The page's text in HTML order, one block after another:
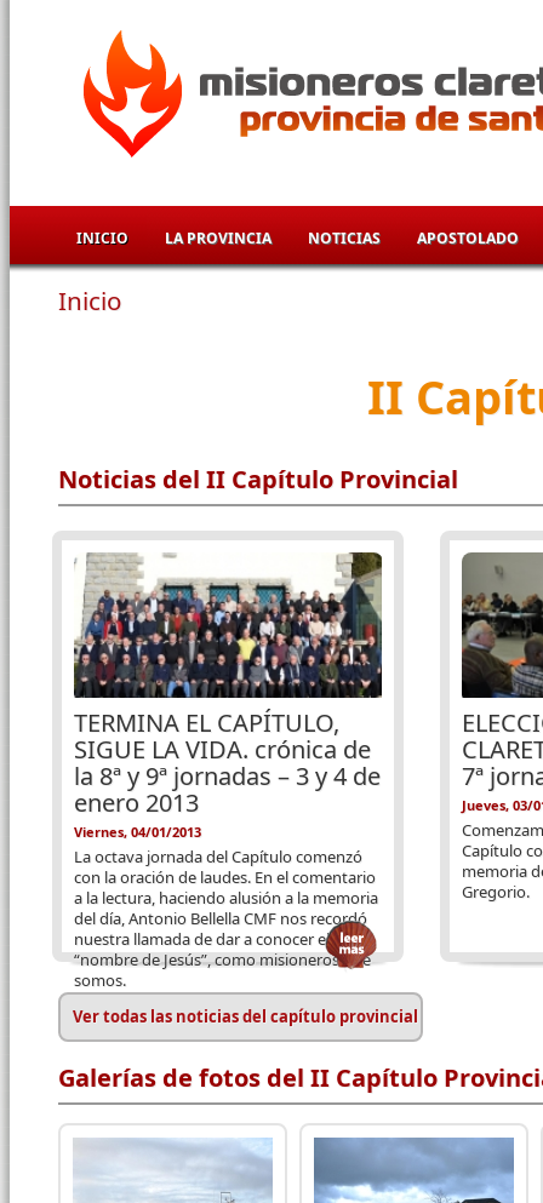
INICIO LA PROVINCIA NOTICIAS APOSTOLADO
Se encuentra usted aquí
Inicio
II
Noticias del II Capítulo Provincial
TERMINA EL CAPÍTULO,
SIGUE LA VIDA. crónica de
la 8ª y 9ª jornadas – 3 y 4 de
enero 2013
Viernes, 04/01/2013
La octava jornada del Capítulo comenzó
con la oración de laudes. En el comentario
a la lectura, haciendo alusión a la memoria
del día, Antonio Bellella CMF nos recordó
nuestra llamada de dar a conocer el
“nombre de Jesús”, como misioneros que
somos.
7ª
Jueves, 03/
Capítulo
memoria
Gregorio.
Ver todas las noticias del capítulo provincial
Galerías de fotos del II Capítulo